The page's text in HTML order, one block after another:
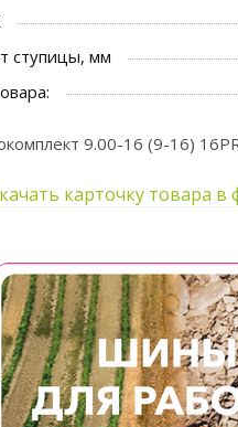
ступицы, мм
9.00-16 (9-16)
карточку товара в
при их эксплуатации
Эти шины с блочным